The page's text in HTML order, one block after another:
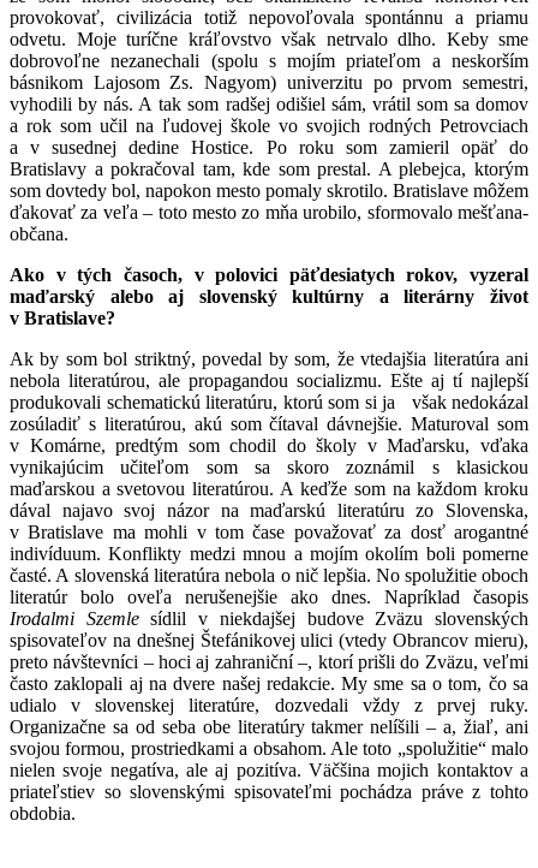
provokovať, civilizácia totiž nepovoľovala spontánnu a priamu
odvetu. Moje turíčne kráľovstvo však netrvalo dlho. Keby sme
dobrovoľne nezanechali (spolu s mojím priateľom a neskorším
básnikom Lajosom Zs. Nagyom) univerzitu po prvom semestri,
vyhodili by nás. A tak som radšej odišiel sám, vrátil som sa domov
a rok som učil na ľudovej škole vo svojich rodných Petrovciach
a v susednej dedine Hostice. Po roku som zamieril opäť do
Bratislavy a pokračoval tam, kde som prestal. A plebejca, ktorým
som dovtedy bol, napokon mesto pomaly skrotilo. Bratislave môžem
ďakovať za veľa – toto mesto zo mňa urobilo, sformovalo mešťana-
občana.
Ako v tých časoch, v polovici päťdesiatych rokov, vyzeral
maďarský alebo aj slovenský kultúrny a literárny život
v Bratislave?
Ak by som bol striktný, povedal by som, že vtedajšia literatúra ani
nebola literatúrou, ale propagandou socializmu. Ešte aj tí najlepší
produkovali schematickú literatúru, ktorú som si ja však nedokázal
zosúladiť s literatúrou, akú som čítaval dávnejšie. Maturoval som
v Komárne, predtým som chodil do školy v Maďarsku, vďaka
vynikajúcim učiteľom som sa skoro zoznámil s klasickou
maďarskou a svetovou literatúrou. A keďže som na každom kroku
dával najavo svoj názor na maďarskú literatúru zo Slovenska,
v Bratislave ma mohli v tom čase považovať za dosť arogantné
indivíduum. Konflikty medzi mnou a mojím okolím boli pomerne
časté. A slovenská literatúra nebola o nič lepšia. No spolužitie oboch
literatúr bolo oveľa nerušenejšie ako dnes. Napríklad časopis
Irodalmi Szemlesídlil v niekdajšej budove Zväzu slovenských
spisovateľov na dnešnej Štefánikovej ulici (vtedy Obrancov mieru),
preto návštevníci – hoci aj zahraniční –, ktorí prišli do Zväzu, veľmi
často zaklopali aj na dvere našej redakcie. My sme sa o tom, čo sa
udialo v slovenskej literatúre, dozvedali vždy z prvej ruky.
Organizačne sa od seba obe literatúry takmer nelíšili – a, žiaľ, ani
svojou formou, prostriedkami a obsahom. Ale toto „spolužitie“ malo
nielen svoje negatíva, ale aj pozitíva. Väčšina mojich kontaktov a
priateľstiev so slovenskými spisovateľmi pochádza práve z tohto
obdobia.